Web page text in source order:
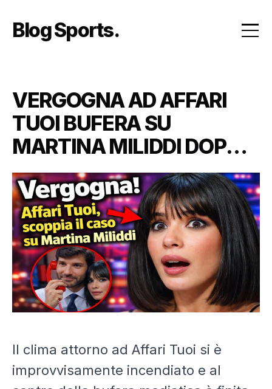
content
Blog Sports
VERGOGNA AD AFFARI
TUOI BUFERA SU
MARTINA MILIDDI DOPO
LE PAROLE DELLA RAI
Il clima attorno ad Affari Tuoi si è
improvvisamente incendiato e al